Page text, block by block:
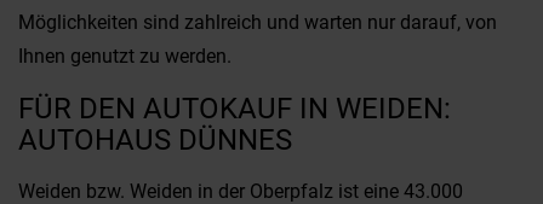
Möglichkeiten sind zahlreich und warten nur darauf, von
Ihnen genutzt zu werden.
FÜR DEN AUTOKAUF IN WEIDEN:
AUTOHAUS DÜNNES
Weiden bzw. Weiden in der Oberpfalz ist eine 43.000